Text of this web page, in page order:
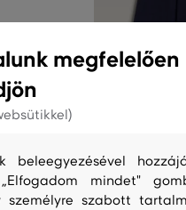
megfelelően
beleegyezésével
mindet"
szabott